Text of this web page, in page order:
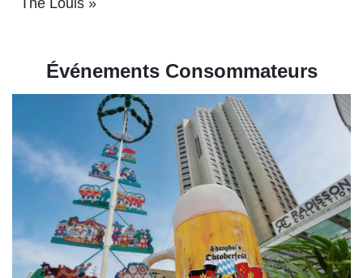
Événements Consommateurs